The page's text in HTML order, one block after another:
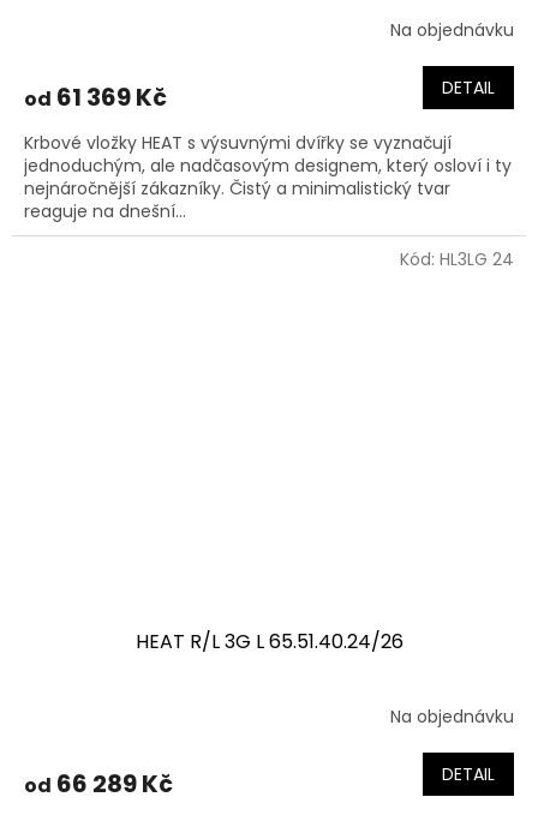
Na objednávku
od 61 369 Kč DETAIL
Krbové vložky HEAT s výsuvnými dvířky se vyznačují
jednoduchým, ale nadčasovým designem, který osloví i ty
nejnáročnější zákazníky. Čistý a minimalistický tvar
reaguje na dnešní...
HEAT R/L 3G L 65.51.40.24/26
Na objednávku
od 66 289 Kč DETAIL
Kód: HL3LG 24